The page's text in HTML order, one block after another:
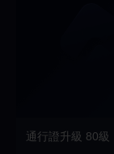
通行證升級 80級